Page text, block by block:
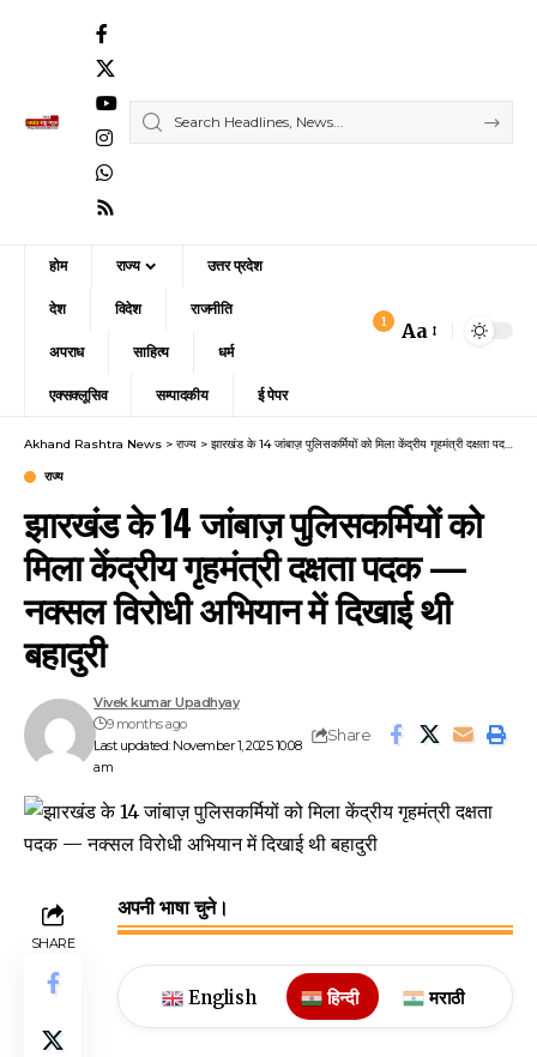
होम राज्य उत्तर प्रदेश
देश विदेश राजनीति
अपराध साहित्य धर्म
एक्सक्लूसिव सम्पादकीय ई पेपर
1
Font
Aa
Akhand Rashtra News > राज्य > झारखंड के 14 जांबाज़ पुलिसकर्मियों को मिला केंद्रीय गृहमंत्री दक्षता पदक — नक्सल विरोधी अभियान में दिखाई थी बहादुरी
राज्य
झारखंड के 14 जांबाज़ पुलिसकर्मियों को
मिला केंद्रीय गृहमंत्री दक्षता पदक —
नक्सल विरोधी अभियान में दिखाई थी
बहादुरी
Last updated: November 1, 2025 10:08
am
Vivek kumar Upadhyay
9 months ago
Share
SHARE
अपनी भाषा चुने।
English हिन्दी मराठी